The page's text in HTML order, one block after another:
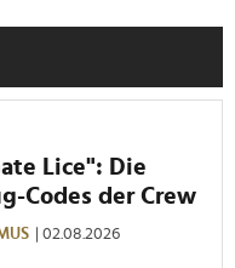
Lice": Die
Codes der Crew
| 02.08.2026